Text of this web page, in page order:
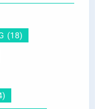
(18)